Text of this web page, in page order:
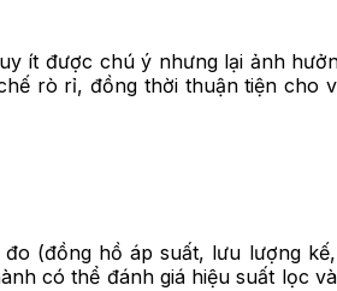
ít được chú ý nhưng lại ảnh
rò rỉ, đồng thời thuận tiện cho
(đồng hồ áp suất, lưu lượng
có thể đánh giá hiệu suất lọc